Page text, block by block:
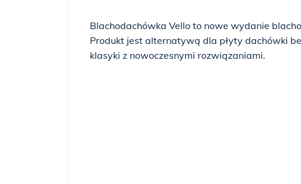
Blachodachówka Vello to nowe wydanie
Produkt jest alternatywą dla płyty dachówki
klasyki z nowoczesnymi rozwiązaniami.